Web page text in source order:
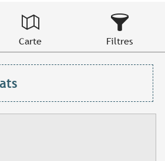
Carte Filtres